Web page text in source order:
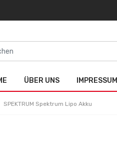
ÜBER UNS IMPRESSUM
SPEKTRUM Spektrum Lipo Akku